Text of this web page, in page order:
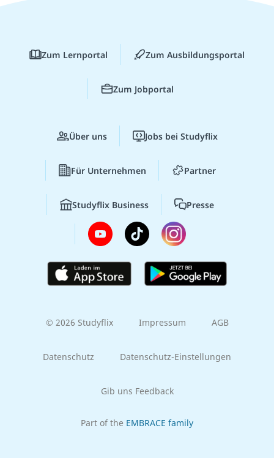
Zum Lernportal Zum Ausbildungsportal
Zum Jobportal
Über uns Jobs bei Studyflix
Für Unternehmen Partner
Studyflix Business Presse
© 2026 Studyflix Impressum AGB
Datenschutz Datenschutz-Einstellungen
Gib uns Feedback
Part of the EMBRACE family